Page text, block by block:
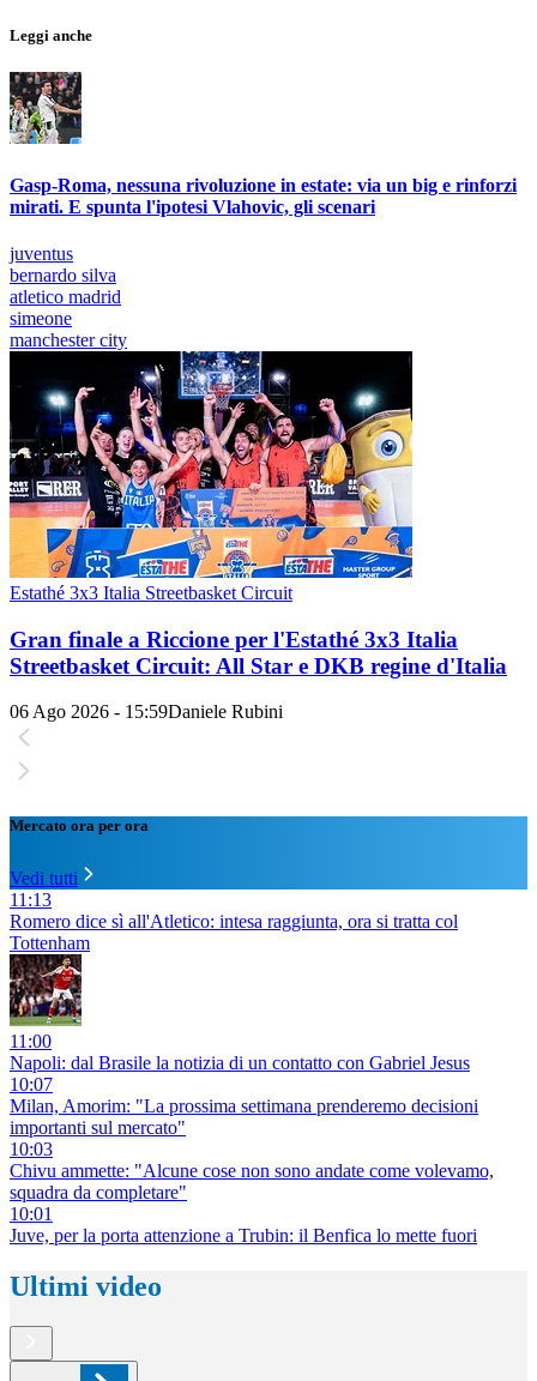
Leggi anche
Gasp-Roma, nessuna rivoluzione in estate: via un big e rinforzi
mirati. E spunta l'ipotesi Vlahovic, gli scenari
juventus
bernardo silva
atletico madrid
simeone
manchester city
Estathé 3x3 Italia Streetbasket Circuit
Gran finale a Riccione per l'Estathé 3x3 Italia
Streetbasket Circuit: All Star e DKB regine d'Italia
06 Ago 2026 - 15:59Daniele Rubini
Mercato ora per ora
Vedi tutti
11:13
Romero dice sì all'Atletico: intesa raggiunta, ora si tratta col
Tottenham
11:00
Napoli: dal Brasile la notizia di un contatto con Gabriel Jesus
10:07
Milan, Amorim: "La prossima settimana prenderemo decisioni
importanti sul mercato"
10:03
Chivu ammette: "Alcune cose non sono andate come volevamo,
squadra da completare"
10:01
Juve, per la porta attenzione a Trubin: il Benfica lo mette fuori
Ultimi video